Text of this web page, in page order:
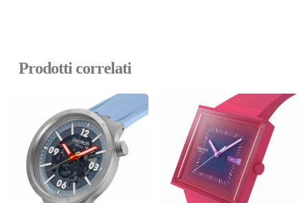
Prodotti correlati